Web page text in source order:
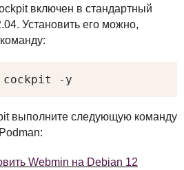
включен в стандартный
Установить его можно,
-y
выполните следующую команду
Webmin на Debian 12